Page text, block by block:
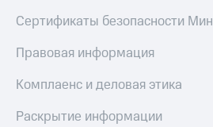
Сертификаты безопасности
Правовая информация
Комплаенс и деловая этика
Раскрытие информации